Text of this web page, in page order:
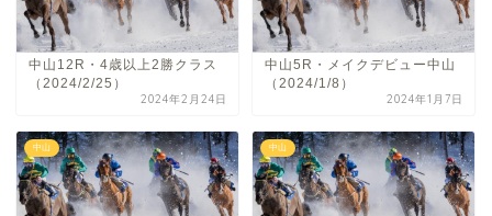
中山12R・4歳以上2勝クラス
（2024/2/25）
2024年2月24日
中山5R・メイクデビュー中山
（2024/1/8）
2024年1月7日
中山 中山